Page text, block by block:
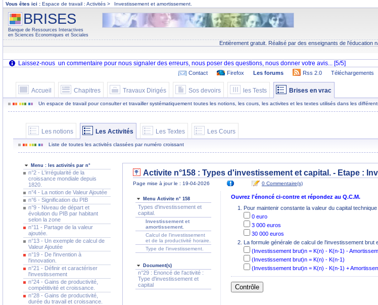
Vous êtes ici : Espace de travail : Activités > Investissement et amortissement.
BRISES
Banque de Ressources Interactives
en Sciences Economiques et Sociales
Entièrement gratuit. Réalisé par des enseignants de l'éducation
Contact Firefox Les forums Rss 2.0 Téléchargements
Accueil Chapitres Travaux Dirigés Sos devoirs les Tests Brises en vrac
Un espace de travail pour consulter et travailler systématiquement toutes les notions, les cours, les activites et les textes utilisés dans les
Les notions Les Activités Les Textes Les Cours
Liste de toutes les activités classées par numéro croissant
Menu : les activités par n°
n°2 - L'irrégularité de la
croissance mondiale depuis
1820.
n°4 - La notion de Valeur Ajoutée
n°6 - Signification du PIB
n°9 - Niveau de départ et
évolution du PIB par habitant
selon la zone
n°11 - Partage de la valeur
ajoutée.
n°13 - Un exemple de calcul de
Valeur Ajoutée
n°19 - De l'invention à
l'innovation.
n°21 - Définir et caractériser
l'investissement
n°24 - Gains de productivité,
compétitivité et croissance.
n°28 - Gains de productivité,
durée du travail et croissance.
Activite n°158 : Types d'investissement et capital. - Etape :
Page mise à jour le : 19-04-2026 0 Commentaire(s)
Menu Activite n° 158
Types d'investissement et
capital.
Investissement et
amortissement.
Calcul de l'investissement
et de la productivité horaire.
Type de l'investissement.
Document(s)
n°29 : Enoncé de l'activité :
Type d'investissement et
capital
Ouvrez l'énoncé ci-contre et répondez au Q.C.M.
Pour maintenir constante la valeur du capital
0 euro
3 000 euros
30 000 euros
La formule générale de calcul de l'investissement brut
(Investissement brut)n = K(n) - K(n-1) -
(Investissement brut)n = K(n) - K(n-1)
(Investissement brut)n = K(n) - K(n-1) +